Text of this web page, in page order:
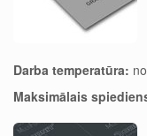
Darba temperatūra:
Maksimālais